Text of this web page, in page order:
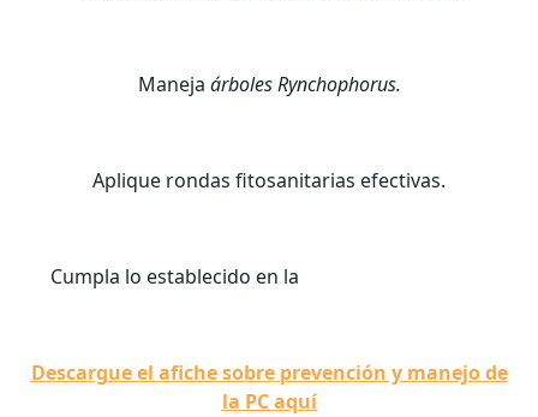
Maneja árboles Rynchophorus.
Aplique rondas fitosanitarias efectivas.
Cumpla lo establecido en la
Descargue el afiche sobre prevención y manejo de
la PCaquí